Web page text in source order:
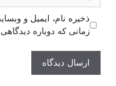
ذخیره نام، ایمیل و
زمانی که دوباره